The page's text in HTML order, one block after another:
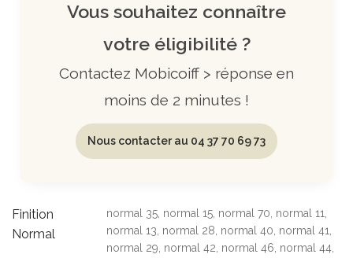
Vous souhaitez connaître
votre éligibilité ?
Contactez Mobicoiff > réponse en
moins de 2 minutes !
Nous contacter au 04 37 70 69 73
Finition
Normal
normal 35, normal 15, normal 70, normal 11,
normal 13, normal 28, normal 40, normal 41,
normal 29, normal 42, normal 46, normal 44,